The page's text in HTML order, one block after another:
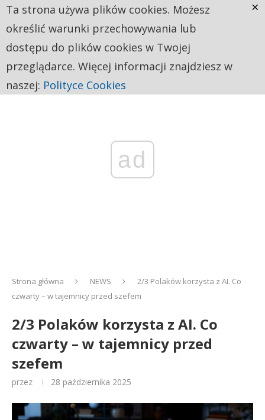
ad
Strona główna NEWS
2/3 Polaków korzysta z AI. Co
czwarty – w tajemnicy przed szefem
2/3 Polaków korzysta z AI. Co
czwarty – w tajemnicy przed
szefem
przez 28 października 2025
Ta strona używa plików cookies. Możesz
określić warunki przechowywania lub
dostępu do plików cookies w Twojej
przeglądarce. Więcej informacji znajdziesz w
naszej: Polityce Cookies
×